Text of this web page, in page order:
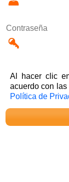
Contraseña
Al hacer clic
acuerdo con las
Política de